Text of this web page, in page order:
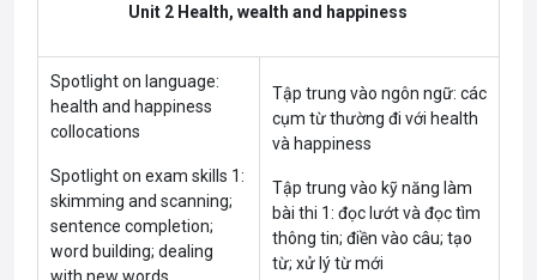
Unit 2 Health, wealth and happiness
Spotlight on language:
health and happiness
collocations
Spotlight on exam skills 1:
skimming and scanning;
sentence completion;
word building; dealing
with new words
Tập trung vào ngôn ngữ: các
cụm từ thường đi với health
và happiness
Tập trung vào kỹ năng làm
bài thi 1: đọc lướt và đọc tìm
thông tin; điền vào câu; tạo
từ; xử lý từ mới